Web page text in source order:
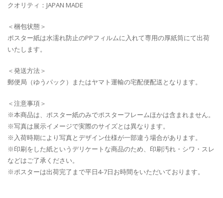
クオリティ：JAPAN MADE
＜梱包状態＞
ポスター紙は水濡れ防止のPPフィルムに入れて専用の厚紙筒にて出荷
いたします。
＜発送方法＞
郵便局（ゆうパック）またはヤマト運輸の宅配便配送となります。
＜注意事項＞
※本商品は、ポスター紙のみでポスターフレームほかは含まれません。
※写真は展示イメージで実際のサイズとは異なります。
※入荷時期により写真とデザイン仕様が一部違う場合があります。
※印刷をした紙というデリケートな商品のため、印刷汚れ・シワ・スレ
などはご了承ください。
※ポスターは出荷完了まで平日4-7日お時間をいただいております。